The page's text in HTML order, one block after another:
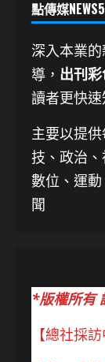
點傳媒
深入本業
導， 出刊
讀者更快
主要以提
技、 政治
數位、運
聞
*版權所有
【總社採訪